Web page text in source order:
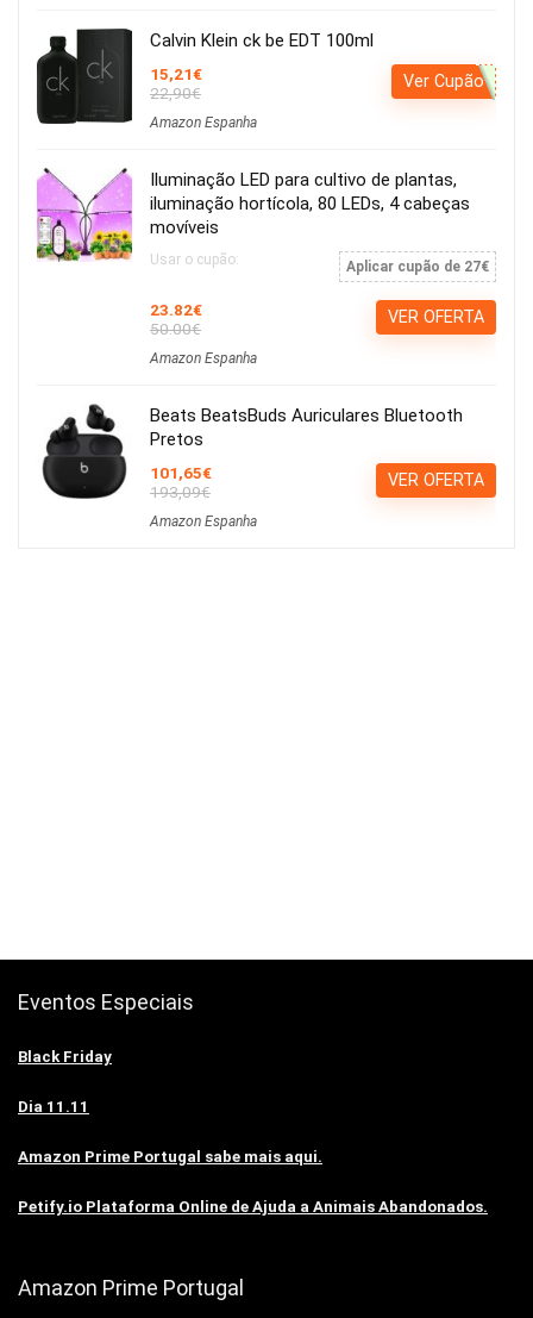
Calvin Klein ck be EDT 100ml
15,21€
22,90€
Amazon Espanha
Ver Cupão
Iluminação LED para cultivo de plantas,
iluminação hortícola, 80 LEDs, 4 cabeças
movíveis
Usar o cupão: Aplicar cupão de 27€
23.82€
50.00€
Amazon Espanha
VER OFERTA
Beats BeatsBuds Auriculares Bluetooth
Pretos
101,65€
193,09€
Amazon Espanha
VER OFERTA
Eventos Especiais
Black Friday
Dia 11.11
Amazon Prime Portugal sabe mais aqui.
Petify.io Plataforma Online de Ajuda a Animais Abandonados.
Amazon Prime Portugal